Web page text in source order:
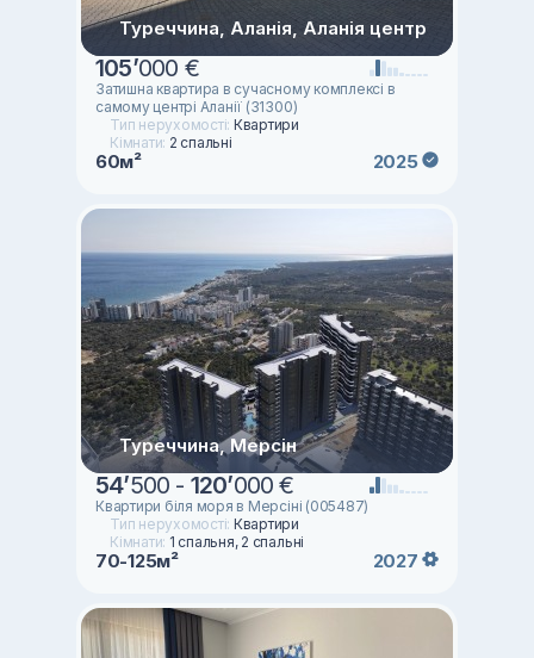
Туреччина, Аланія, Аланія центр
105’000 €
Затишна квартира в сучасному комплексі в
самому центрі Аланії (31300)
Тип нерухомості: Квартири
Кімнати: 2 спальні
60м² 2025
Туреччина, Мерсін
54’500 - 120’000 €
Квартири біля моря в Мерсіні (005487)
Тип нерухомості: Квартири
Кімнати: 1 спальня, 2 спальні
70-125м² 2027